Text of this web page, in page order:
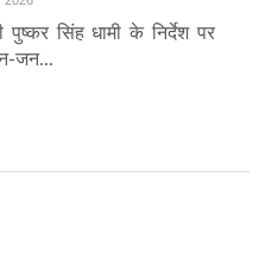
सिंह धामी के निर्देश पर
जन...